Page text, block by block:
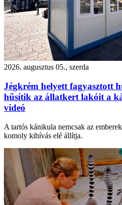
2026. augusztus 05., szerda
Jégkrém helyett fagyasztott
hűsítik az állatkert lakóit a
videó
A tartós kánikula nemcsak az
komoly kihívás elé állítja.